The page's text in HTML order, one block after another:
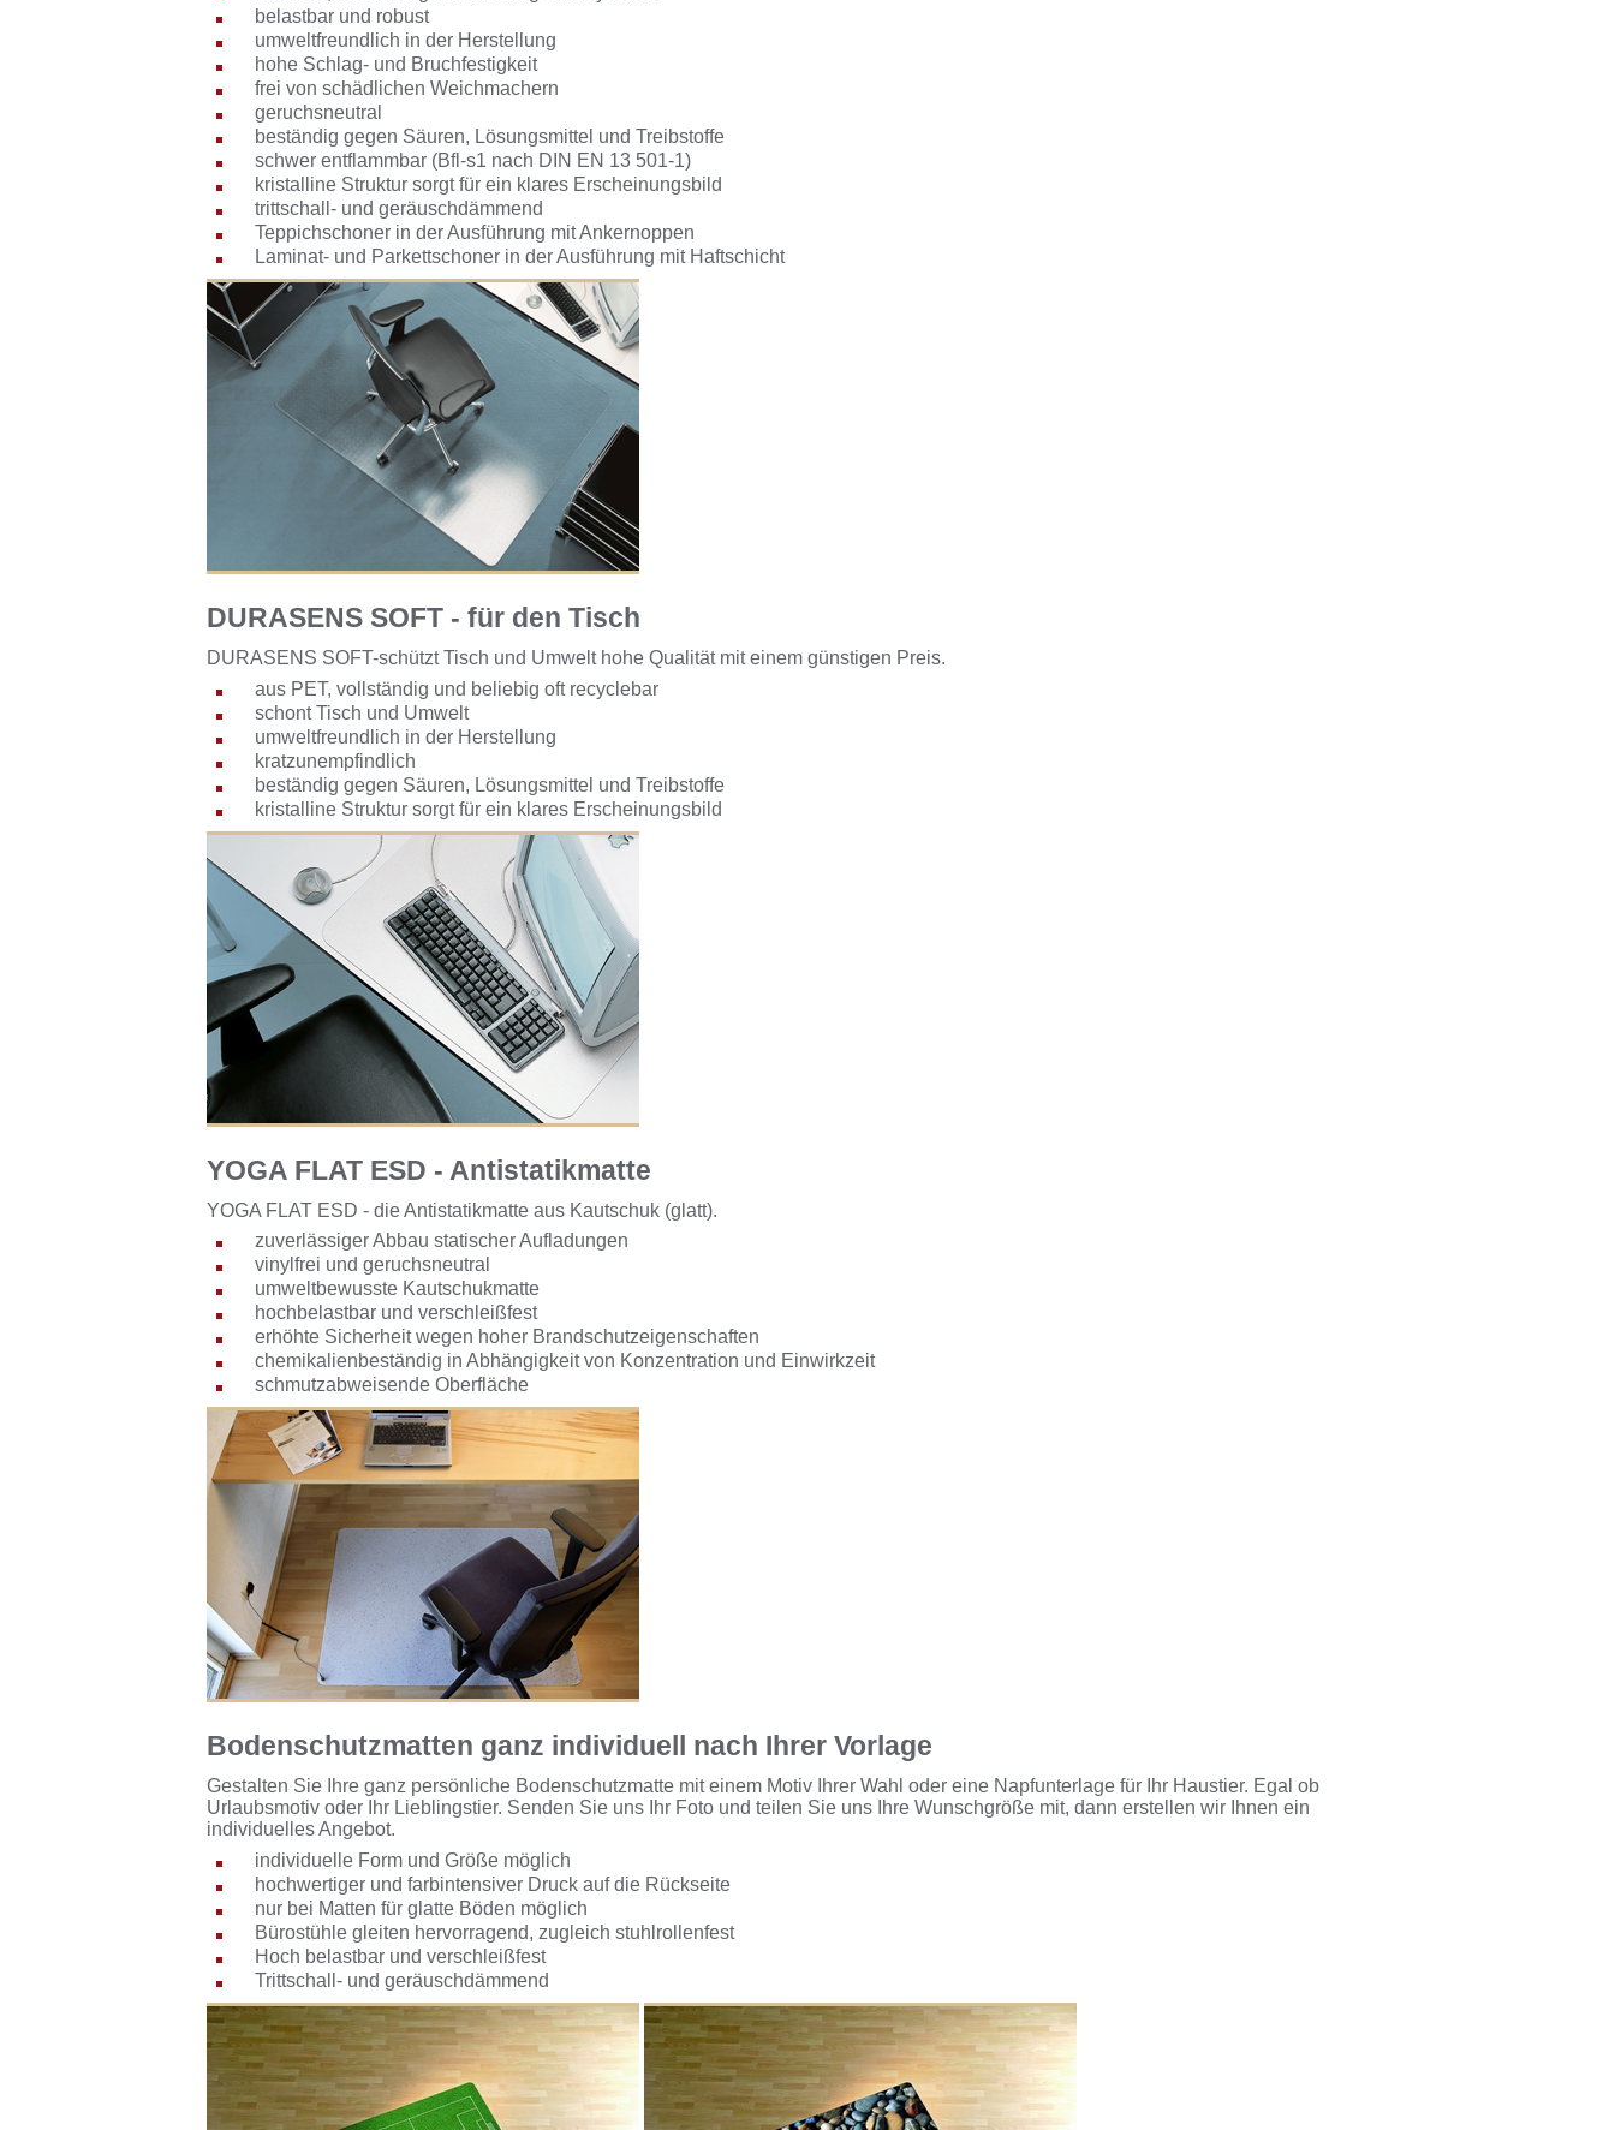
belastbar und robust
umweltfreundlich in der Herstellung
hohe Schlag- und Bruchfestigkeit
frei von schädlichen Weichmachern
geruchsneutral
beständig gegen Säuren, Lösungsmittel und Treibstoffe
schwer entflammbar (Bfl-s1 nach DIN EN 13 501-1)
kristalline Struktur sorgt für ein klares Erscheinungsbild
trittschall- und geräuschdämmend
Teppichschoner in der Ausführung mit Ankernoppen
Laminat- und Parkettschoner in der Ausführung mit Haftschicht
DURASENS SOFT - für den Tisch
DURASENS SOFT-schützt Tisch und Umwelt hohe Qualität mit einem günstigen Preis.
aus PET, vollständig und beliebig oft recyclebar
schont Tisch und Umwelt
umweltfreundlich in der Herstellung
kratzunempfindlich
beständig gegen Säuren, Lösungsmittel und Treibstoffe
kristalline Struktur sorgt für ein klares Erscheinungsbild
YOGA FLAT ESD - Antistatikmatte
YOGA FLAT ESD - die Antistatikmatte aus Kautschuk (glatt).
zuverlässiger Abbau statischer Aufladungen
vinylfrei und geruchsneutral
umweltbewusste Kautschukmatte
hochbelastbar und verschleißfest
erhöhte Sicherheit wegen hoher Brandschutzeigenschaften
chemikalienbeständig in Abhängigkeit von Konzentration und Einwirkzeit
schmutzabweisende Oberfläche
Bodenschutzmatten ganz individuell nach Ihrer Vorlage
Gestalten Sie Ihre ganz persönliche Bodenschutzmatte mit einem Motiv Ihrer Wahl oder eine Napfunterlage für Ihr Haustier. Egal ob
Urlaubsmotiv oder Ihr Lieblingstier. Senden Sie uns Ihr Foto und teilen Sie uns Ihre Wunschgröße mit, dann erstellen wir Ihnen ein
individuelles Angebot.
individuelle Form und Größe möglich
hochwertiger und farbintensiver Druck auf die Rückseite
nur bei Matten für glatte Böden möglich
Bürostühle gleiten hervorragend, zugleich stuhlrollenfest
Hoch belastbar und verschleißfest
Trittschall- und geräuschdämmend